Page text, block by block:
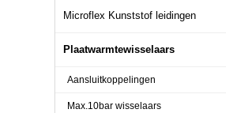
Microflex Kunststof leidingen
Plaatwarmtewisselaars
Aansluitkoppelingen
Max.10bar wisselaars